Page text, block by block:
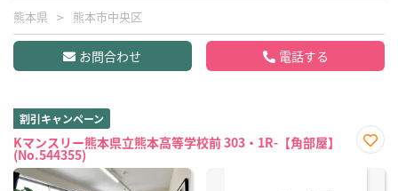
熊本県 熊本市中央区
お問合わせ 電話する
割引キャンペーン
Kマンスリー熊本県立熊本高等学校前 303・1R-【角部屋】
(No.544355)
に入